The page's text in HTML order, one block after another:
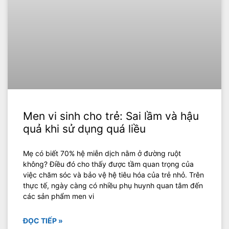
Men vi sinh cho trẻ: Sai lầm và hậu
quả khi sử dụng quá liều
Mẹ có biết 70% hệ miễn dịch nằm ở đường ruột
không? Điều đó cho thấy được tầm quan trọng của
việc chăm sóc và bảo vệ hệ tiêu hóa của trẻ nhỏ. Trên
thực tế, ngày càng có nhiều phụ huynh quan tâm đến
các sản phẩm men vi
ĐỌC TIẾP »